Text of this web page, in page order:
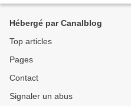
Hébergé par Canalblog
Top articles
Pages
Contact
Signaler un abus